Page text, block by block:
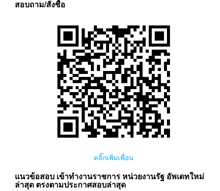
สอบถาม/สั่งซื้อ
คลิ๊กเพิ่มเพื่อน
แนวข้อสอบ เข้าทำงานราชการ หน่วยงานรัฐ อัพเดทใหม่
ล่าสุด ตรงตามประกาศสอบล่าสุด